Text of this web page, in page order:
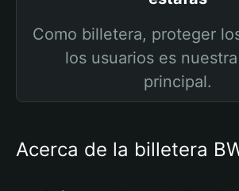
Como billetera, proteger
los usuarios es
principal.
Acerca de la billetera